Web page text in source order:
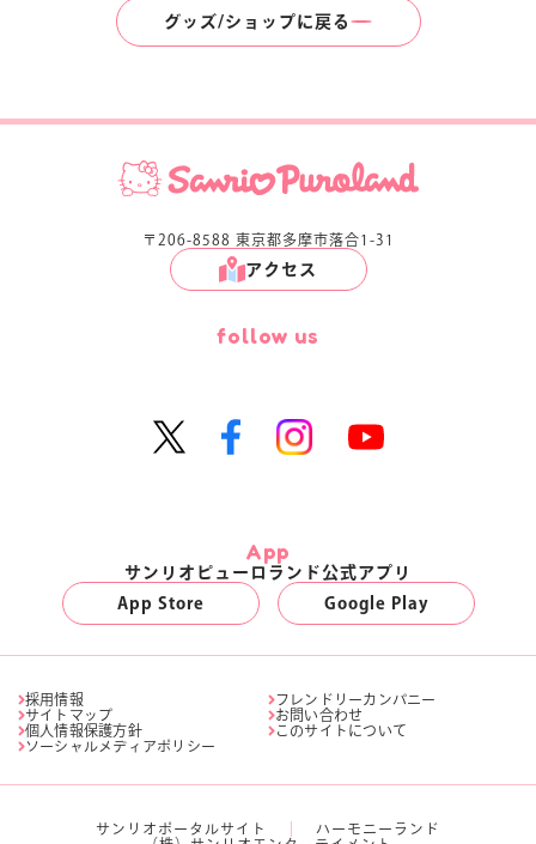
グッズ/ショップに戻る
〒206-8588 東京都多摩市落合1-31
アクセス
follow us
App
サンリオピューロランド公式アプリ
App Store
Google Play
採用情報
フレンドリーカンパニー
サイトマップ
お問い合わせ
個人情報保護方針
このサイトについて
ソーシャルメディアポリシー
サンリオポータルサイト
ハーモニーランド